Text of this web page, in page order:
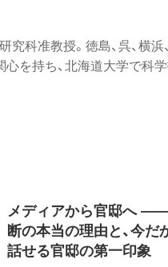
科准教授。徳島、呉、横浜
を持ち、北海道大学で科
メディアから官邸へ
断の本当の理由と、今だ
話せる官邸の第一印象